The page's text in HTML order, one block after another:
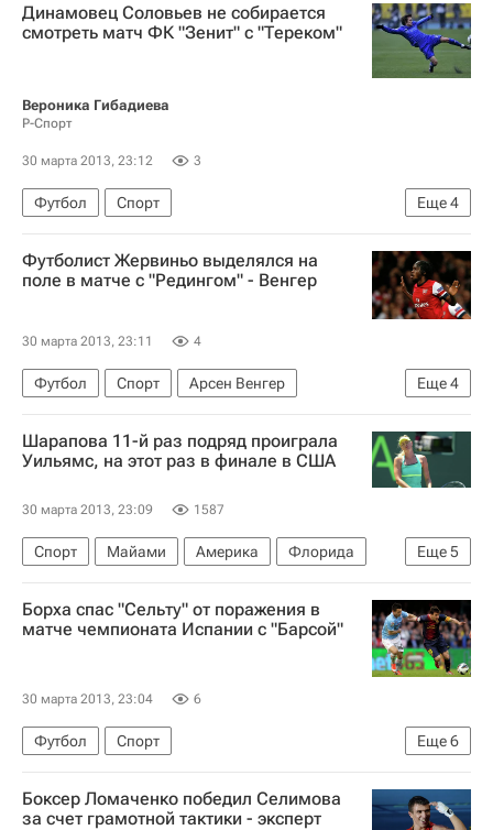
Олег Знарок
Александр Медведев
КХЛ 2025-2026
СКА (Санкт-Петербург)
Илья Ежов
Алексей Семёнов
Фёдор Фёдоров
Виктор Тихонов (хоккеист)
Динамовец Соловьев не собирается
смотреть матч ФК "Зенит" с "Тереком"
Вероника Гибадиева
Р-Спорт
30 марта 2013, 23:12 3
Еще4
Футбол
Спорт
РПЛ 2026-2027 (Чемпионат России по футболу)
Динамо Москва
Ахмат Иван Соловьёв
Футболист Жервиньо выделялся на
поле в матче с "Редингом" - Венгер
30 марта 2013, 23:11 4
Еще4
Футбол Спорт
Арсен Венгер
Лига чемпионов УЕФА 2026-2027
Арсенал (Лондон)
Рединг Жервиньо
Шарапова 11-й раз подряд проиграла
Уильямс, на этот раз в финале в США
30 марта 2013, 23:09 1587
Еще5
Спорт Майами Америка
Флорида
Весь мир
Северная Америка
США
Серена Уильямс
Мария Шарапова
Борха спас "Сельту" от поражения в
матче чемпионата Испании с "Барсой"
30 марта 2013, 23:04 6
Еще6
Футбол
Спорт
Чемпионат Испании по футболу
Сельта
Барселона
Начо Инса
Кристиан Тельо
Боксер Ломаченко победил Селимова
за счет грамотной тактики - эксперт